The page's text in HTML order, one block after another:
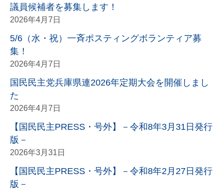
議員候補者を募集します！
2026年4月7日
5/6（水・祝）一斉ポスティングボランティア募
集！
2026年4月7日
国民民主党兵庫県連2026年定期大会を開催しまし
た
2026年4月7日
【国民民主PRESS・号外】－令和8年3月31日発行
版－
2026年3月31日
【国民民主PRESS・号外】－令和8年2月27日発行
版－